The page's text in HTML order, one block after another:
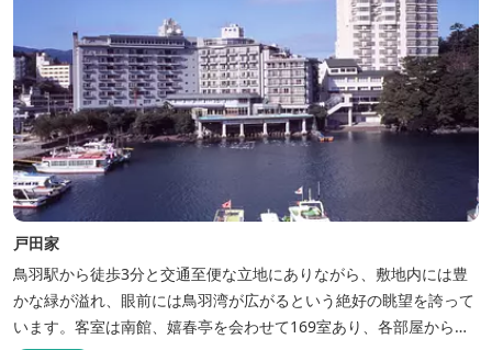
戸田家
鳥羽駅から徒歩3分と交通至便な立地にありながら、敷地内には豊
かな緑が溢れ、眼前には鳥羽湾が広がるという絶好の眺望を誇って
います。客室は南館、嬉春亭を会わせて169室あり、各部屋からの